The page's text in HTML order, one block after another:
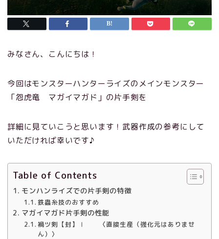
みなさん、こんにちは！
今回はモンスターハンターライズのメインモンスター
「怨虎竜 マガイマガド」の片手剣を
詳細に見ていこうと思います！武器作成の参考にして
いただければ幸いです♪
Table of Contents
モンハンライズでの片手剣の特徴
鉄蟲糸技のおすすめ
マガイマガド片手剣の性能
禍ツ剣【封】Ⅰ 〈直接生産（強化元はありませ
ん）〉